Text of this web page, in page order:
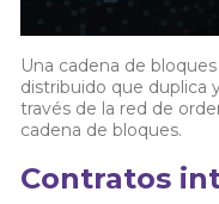
Una cadena de
distribuido que duplica
través de la red de
cadena de bloques.
Contratos